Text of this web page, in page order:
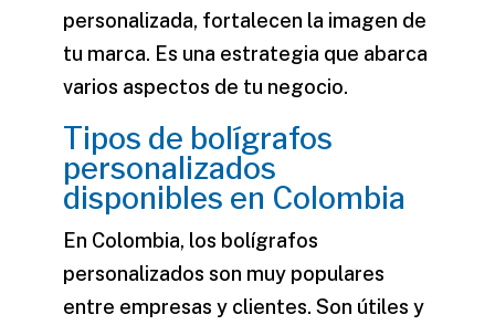
personalizada, fortalecen la imagen de
tu marca. Es una estrategia que abarca
varios aspectos de tu negocio.
Tipos de bolígrafos
personalizados
disponibles en Colombia
En Colombia, los bolígrafos
personalizados son muy populares
entre empresas y clientes. Son útiles y